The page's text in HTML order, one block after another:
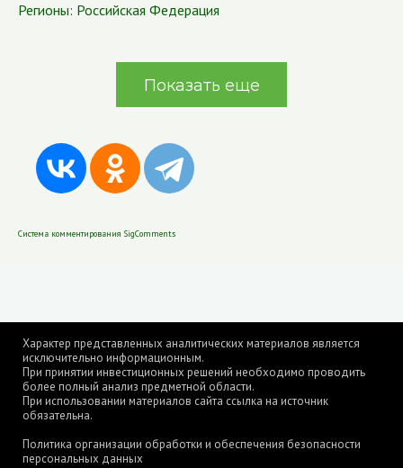
Регионы: Российская Федерация
Показать еще
Система комментирования SigComments
Характер представленных аналитических материалов является
исключительно информационным.
При принятии инвестиционных решений необходимо проводить
более полный анализ предметной области.
При использовании материалов сайта ссылка на источник
обязательна.
Политика организации обработки и обеспечения безопасности
персональных данных